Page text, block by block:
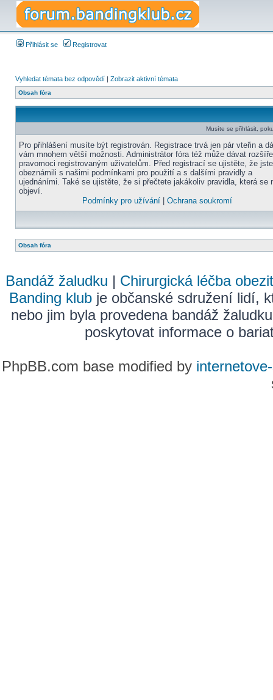
Přihlásit se Registrovat
Vyhledat témata bez odpovědí | Zobrazit aktivní témata
Obsah fóra
Musíte se přihlásit,
Pro přihlášení musíte být registrován. Registrace trvá jen pár vteřin a
vám mnohem větší možnosti. Administrátor fóra též může dávat
pravomoci registrovaným uživatelům. Před registrací se ujistěte, že
obeznámili s našimi podmínkami pro použití a s dalšími pravidly a
ujednáními. Také se ujistěte, že si přečtete jakákoliv pravidla, která se
objeví.
Podmínky pro užívání| Ochrana soukromí
Obsah fóra
Bandáž žaludku | Chirurgická léčba
Banding klub je občanské sdružení lidí,
nebo jim byla provedena bandáž
poskytovat informace o
PhpBB.com base modified by